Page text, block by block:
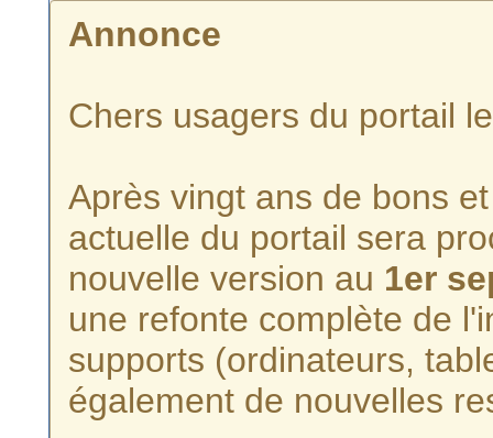
Annonce
Chers usagers du portail
Après vingt ans de bons
actuelle du portail sera
nouvelle version au 1er
une refonte complète de
supports (ordinateurs,
également de nouvelles